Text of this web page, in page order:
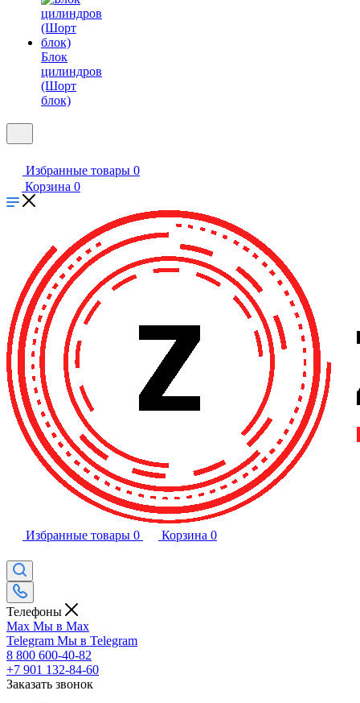
Блок
цилиндров
(Шорт
блок)
Избранные товары 0
Корзина 0
Избранные товары 0 Корзина 0
Телефоны
Max Мы в Max
Telegram Мы в Telegram
8 800 600-40-82
+7 901 132-84-60
Заказать звонок